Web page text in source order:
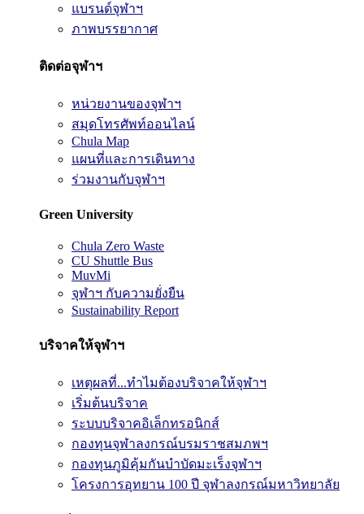
แบรนด์จุฬาฯ
ภาพบรรยากาศ
ติดต่อจุฬาฯ
หน่วยงานของจุฬาฯ
สมุดโทรศัพท์ออนไลน์
Chula Map
แผนที่และการเดินทาง
ร่วมงานกับจุฬาฯ
Green University
Chula Zero Waste
CU Shuttle Bus
MuvMi
จุฬาฯ กับความยั่งยืน
Sustainability Report
บริจาคให้จุฬาฯ
เหตุผลที่...ทำไมต้องบริจาคให้จุฬาฯ
เริ่มต้นบริจาค
ระบบบริจาคอิเล็กทรอนิกส์
กองทุนจุฬาลงกรณ์บรมราชสมภพฯ
กองทุนภูมิคุ้มกันบำบัดมะเร็งจุฬาฯ
โครงการอุทยาน 100 ปี จุฬาลงกรณ์มหาวิทยาลัย